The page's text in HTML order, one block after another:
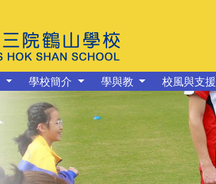
學校簡介 學與教 校風與支援